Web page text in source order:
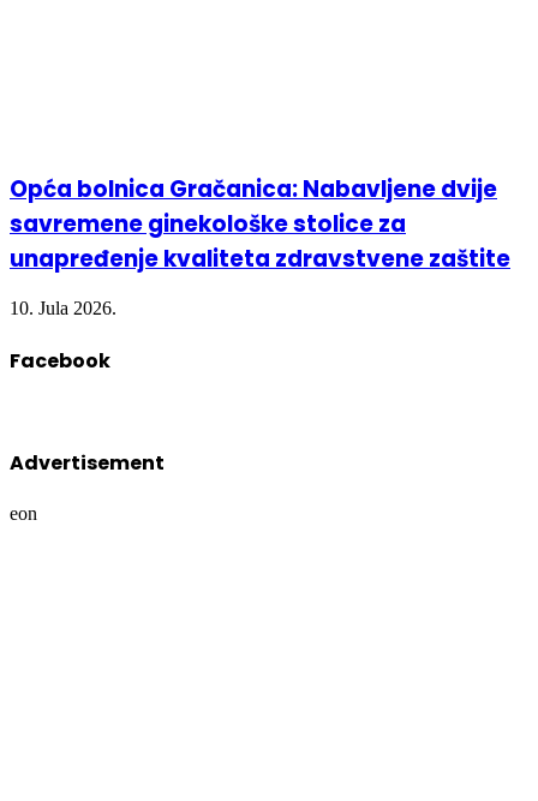
Opća bolnica Gračanica: Nabavljene dvije
savremene ginekološke stolice za
unapređenje kvaliteta zdravstvene zaštite
10. Jula 2026.
Facebook
Advertisement
eon